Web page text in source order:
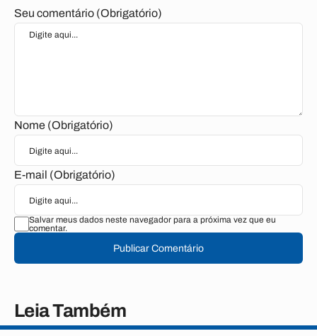
Seu comentário (Obrigatório)
Nome (Obrigatório)
E-mail (Obrigatório)
Salvar meus dados neste navegador para a próxima vez que eu
comentar.
Publicar Comentário
Leia Também